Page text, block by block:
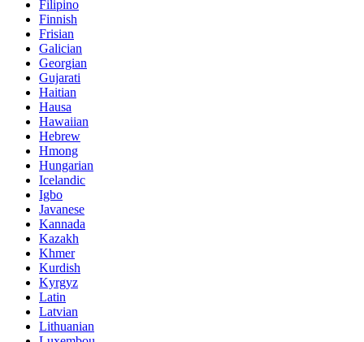
Filipino
Finnish
Frisian
Galician
Georgian
Gujarati
Haitian
Hausa
Hawaiian
Hebrew
Hmong
Hungarian
Icelandic
Igbo
Javanese
Kannada
Kazakh
Khmer
Kurdish
Kyrgyz
Latin
Latvian
Lithuanian